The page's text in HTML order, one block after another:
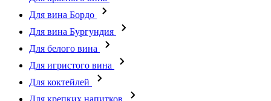
Для вина Бордо
Для вина Бургундия
Для белого вина
Для игристого вина
Для коктейлей
Для крепких напитков